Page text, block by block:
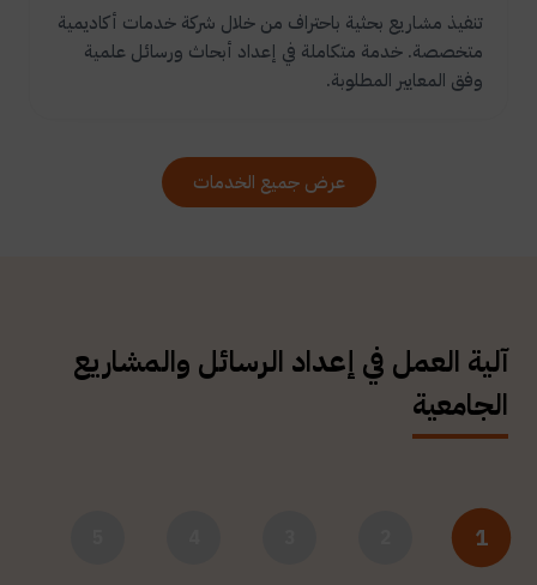
تنفيذ مشاريع بحثية باحتراف من خلال شركة خدمات أكاديمية
متخصصة. خدمة متكاملة في إعداد أبحاث ورسائل علمية
وفق المعايير المطلوبة.
عرض جميع الخدمات
آلية العمل في إعداد الرسائل والمشاريع
الجامعية
1